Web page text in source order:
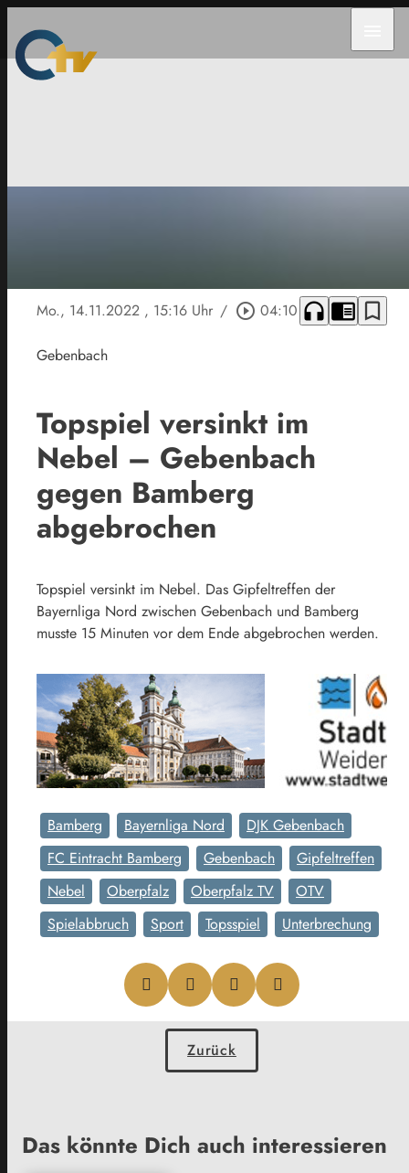
Mo., 14.11.2022 , 15:16 Uhr / play_circle_outline 04:10 headphones chrome_reader_mode bookmark_border
Gebenbach
Topspiel versinkt im
Nebel – Gebenbach
gegen Bamberg
abgebrochen
Topspiel versinkt im Nebel. Das Gipfeltreffen der
Bayernliga Nord zwischen Gebenbach und Bamberg
musste 15 Minuten vor dem Ende abgebrochen werden.
Bamberg Bayernliga Nord
DJK Gebenbach
FC Eintracht Bamberg
Gebenbach
Gipfeltreffen
Nebel
Oberpfalz Oberpfalz TV
OTV
Spielabbruch
Sport Topsspiel Unterbrechung
Zurück
Das könnte Dich auch interessieren